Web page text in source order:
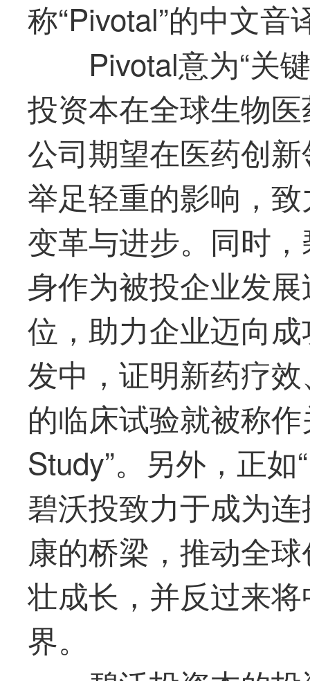
称“Pivotal”的中文音
Pivotal意为“关
投资本在全球生物
公司期望在医药创
举足轻重的影响，
变革与进步。同时
身作为被投企业发
位，助力企业迈向
发中，证明新药疗
的临床试验就被称
Study”。另外，正
碧沃投致力于成为
康的桥梁，推动全
壮成长，并反过来
界。